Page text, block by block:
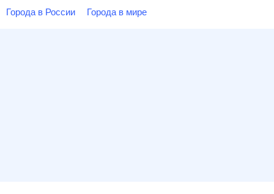
Города в России Города в мире